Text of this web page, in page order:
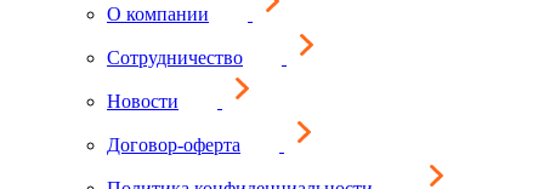
О компании
Сотрудничество
Новости
Договор-оферта